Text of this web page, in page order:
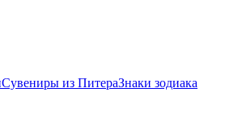
Сувениры из ПитераЗнаки зодиака